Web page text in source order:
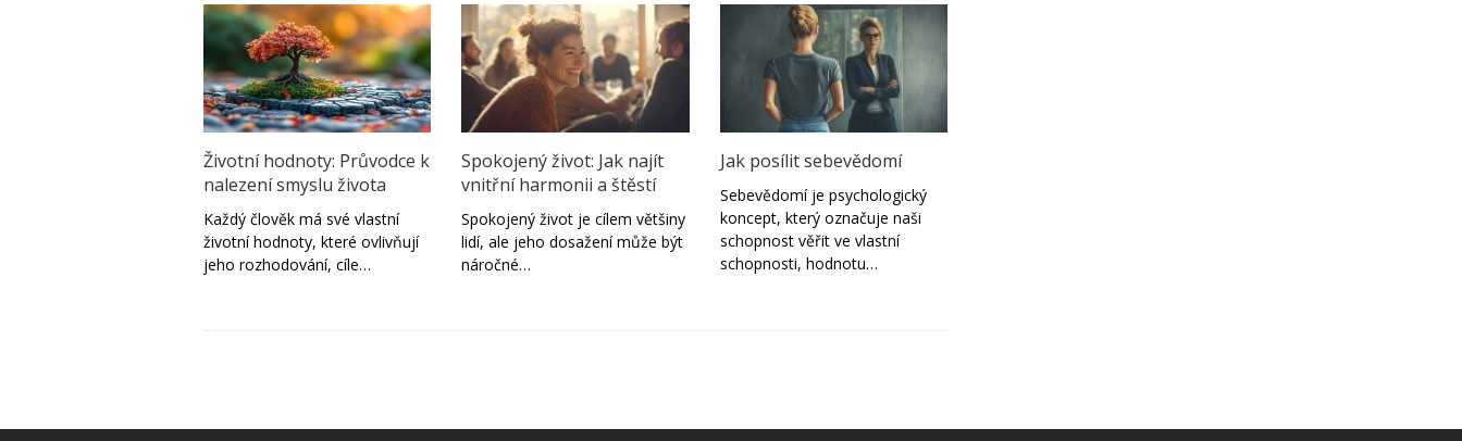
Životní hodnoty: Průvodce k
nalezení smyslu života
Každý člověk má své vlastní
životní hodnoty, které ovlivňují
jeho rozhodování, cíle…
Spokojený život: Jak najít
vnitřní harmonii a štěstí
Spokojený život je cílem většiny
lidí, ale jeho dosažení může být
náročné…
Jak posílit sebevědomí
Sebevědomí je psychologický
koncept, který označuje naši
schopnost věřit ve vlastní
schopnosti, hodnotu…